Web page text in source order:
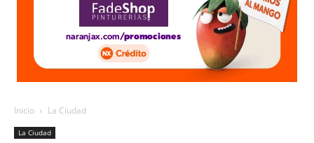
Inicio La Ciudad
La Ciudad